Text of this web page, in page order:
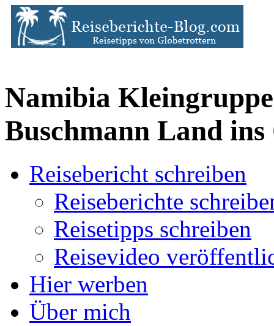
Namibia
Buschmann Land
Reisebericht schreiben
Reiseberichte
Reisetipps schreiben
Reisevideo
Hier werben
Über mich